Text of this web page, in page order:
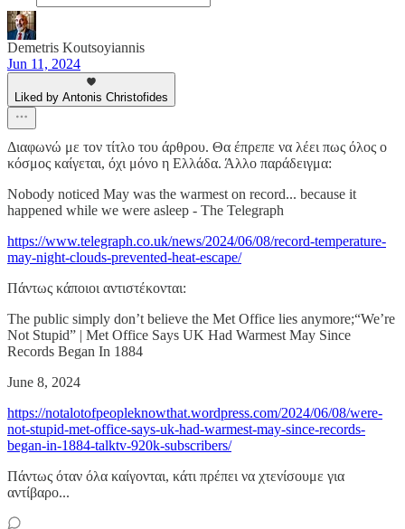
Demetris Koutsoyiannis
Jun 11, 2024
Liked by Antonis Christofides
Διαφωνώ με τον τίτλο του άρθρου. Θα έπρεπε να λέει πως όλος ο
κόσμος καίγεται, όχι μόνο η Ελλάδα. Άλλο παράδειγμα:
Nobody noticed May was the warmest on record... because it
happened while we were asleep - The Telegraph
https://www.telegraph.co.uk/news/2024/06/08/record-temperature-
may-night-clouds-prevented-heat-escape/
Πάντως κάποιοι αντιστέκονται:
The public simply don’t believe the Met Office lies anymore;“We’re
Not Stupid” | Met Office Says UK Had Warmest May Since
Records Began In 1884
June 8, 2024
https://notalotofpeopleknowthat.wordpress.com/2024/06/08/were-
not-stupid-met-office-says-uk-had-warmest-may-since-records-
began-in-1884-talktv-920k-subscribers/
Πάντως όταν όλα καίγονται, κάτι πρέπει να χτενίσουμε για
αντίβαρο...